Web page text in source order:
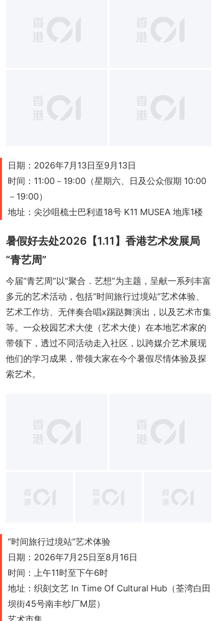
日期：2026年7月13日至9月13日
时间：11:00－19:00（星期六、日及公众假期 10:00
－19:00）
地址：尖沙咀梳士巴利道18号 K11 MUSEA 地库1楼
暑假好去处2026【1.11】香港艺术发展局
“青艺周”
今届“青艺周”以“聚合．艺想”为主题，呈献一系列丰富
多元的艺术活动，包括“时间旅行过境站”艺术体验、
艺术工作坊、无伴奏合唱x踢跶舞演出，以及艺术市集
等。一众校园艺术大使（艺术大使）在本地艺术家的
带领下，透过不同活动走入社区，以跨媒介艺术展现
他们的学习成果，带领大家在今个暑假尽情体验及探
索艺术。
“时间旅行过境站”艺术体验
日期：2026年7月25日至8月16日
时间：上午11时至下午6时
地址：织刻文艺 In Time Of Cultural Hub（荃湾白田
坝街45号南丰纱厂M层）